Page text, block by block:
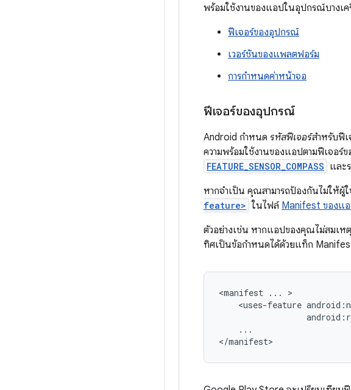
พร้อมใช้งานของแอปในอุปกรณ์บาง
ฟีเจอร์ของอุปกรณ์
เวอร์ชันของแพลตฟอร์ม
การกำหนดค่าหน้าจอ
ฟีเจอร์ของอุปกรณ์
Android กำหนด รหัสฟีเจอร์สำหรับฟี
ความพร้อมใช้งานของแอปตามฟีเจอร์
FEATURE_SENSOR_COMPASS และ
หากจำเป็น คุณสามารถป้องกันไม่ให้ผู้
feature> ในไฟล์ Manifest ของแ
ตัวอย่างเช่น หากแอปของคุณไม่สมเห
ทิศเป็นข้อกำหนดได้ด้วยแท็ก
<manifest ...
<uses-feature
...
</manifest>